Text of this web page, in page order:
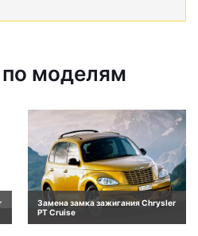
моделям
Замена замка зажигания Chrysler
PT Cruise